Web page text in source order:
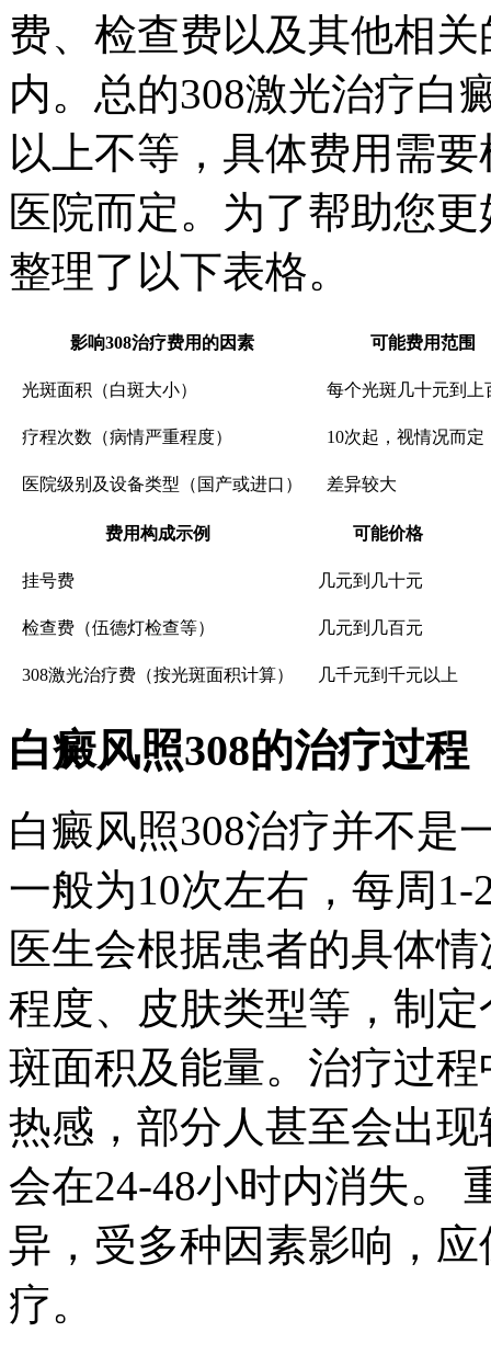
费、检查费以及其他相
内。总的308激光治疗白
以上不等，具体费用需
医院而定。为了帮助您
整理了以下表格。
影响308治疗费用的因素 可能费用范围
光斑面积（白斑大小） 每个光斑几十元到上
疗程次数（病情严重程度） 10次起，视情况而定
医院级别及设备类型（国产或进口） 差异较大
费用构成示例 可能价格
挂号费 几元到几十元
检查费（伍德灯检查等） 几元到几百元
308激光治疗费（按光斑面积计算） 几千元到千元以上
白癜风照308的治疗过程
白癜风照308治疗并不是
一般为10次左右，每周
医生会根据患者的具体
程度、皮肤类型等，制
斑面积及能量。治疗过
热感，部分人甚至会出
会在24-48小时内消失。
异，受多种因素影响，
疗。